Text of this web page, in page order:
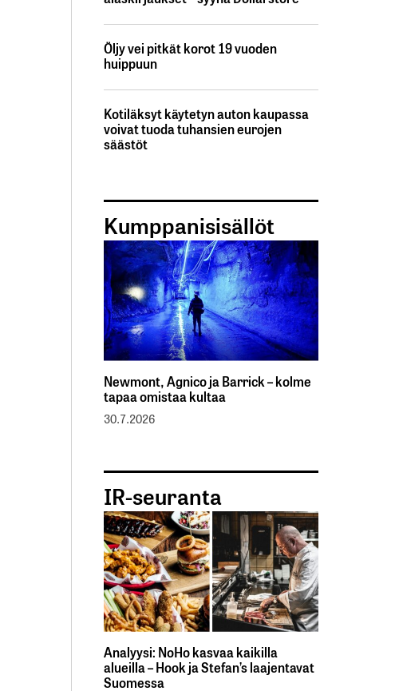
Öljy vei pitkät korot 19 vuoden
huippuun
Kotiläksyt käytetyn auton kaupassa
voivat tuoda tuhansien eurojen
säästöt
Kumppanisisällöt
Newmont, Agnico ja Barrick – kolme
tapaa omistaa kultaa
30.7.2026
IR-seuranta
Analyysi: NoHo kasvaa kaikilla
alueilla – Hook ja Stefan’s laajentavat
Suomessa